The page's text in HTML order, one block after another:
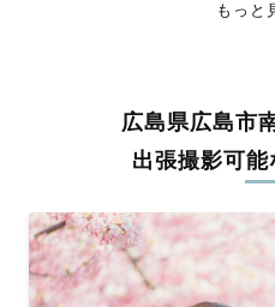
ありのままの空気感を大切に、
料金は全国どこでも一律。わか
リジナルの研修と厳正な審査に
ィを身につけたプロのカメラマ
験をお届けします。
丁寧なレタッチで思い出を美
もっと
広島県広島市
出張撮影可